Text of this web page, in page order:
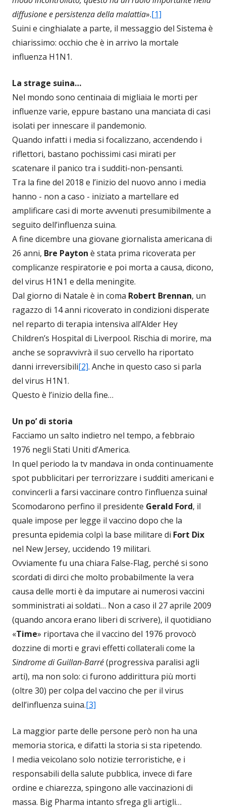
diffusione e persistenza della malattia».[1]
Suini e cinghialate a parte, il messaggio del Sistema è
chiarissimo: occhio che è in arrivo la mortale
influenza H1N1.
La strage suina…
Nel mondo sono centinaia di migliaia le morti per
influenze varie, eppure bastano una manciata di casi
isolati per innescare il pandemonio.
Quando infatti i media si focalizzano, accendendo i
riflettori, bastano pochissimi casi mirati per
scatenare il panico tra i sudditi-non-pensanti.
Tra la fine del 2018 e l’inizio del nuovo anno i media
hanno - non a caso - iniziato a martellare ed
amplificare casi di morte avvenuti presumibilmente a
seguito dell’influenza suina.
A fine dicembre una giovane giornalista americana di
26 anni, Bre Payton è stata prima ricoverata per
complicanze respiratorie e poi morta a causa, dicono,
del virus H1N1 e della meningite.
Dal giorno di Natale è in coma Robert Brennan, un
ragazzo di 14 anni ricoverato in condizioni disperate
nel reparto di terapia intensiva all’Alder Hey
Children’s Hospital di Liverpool. Rischia di morire, ma
anche se sopravvivrà il suo cervello ha riportato
danni irreversibili[2]. Anche in questo caso si parla
del virus H1N1.
Questo è l’inizio della fine…
Un po’ di storia
Facciamo un salto indietro nel tempo, a febbraio
1976 negli Stati Uniti d’America.
In quel periodo la tv mandava in onda continuamente
spot pubblicitari per terrorizzare i sudditi americani e
convincerli a farsi vaccinare contro l’influenza suina!
Scomodarono perfino il presidente Gerald Ford, il
quale impose per legge il vaccino dopo che la
presunta epidemia colpì la base militare di Fort Dix
nel New Jersey, uccidendo 19 militari.
Ovviamente fu una chiara False-Flag, perché si sono
scordati di dirci che molto probabilmente la vera
causa delle morti è da imputare ai numerosi vaccini
somministrati ai soldati… Non a caso il 27 aprile 2009
(quando ancora erano liberi di scrivere), il quotidiano
«Time» riportava che il vaccino del 1976 provocò
dozzine di morti e gravi effetti collaterali come la
Sindrome di Guillan-Barré(progressiva paralisi agli
arti), ma non solo: ci furono addirittura più morti
(oltre 30) per colpa del vaccino che per il virus
dell’influenza suina.[3]
La maggior parte delle persone però non ha una
memoria storica, e difatti la storia si sta ripetendo.
I media veicolano solo notizie terroristiche, e i
responsabili della salute pubblica, invece di fare
ordine e chiarezza, spingono alle vaccinazioni di
massa. Big Pharma intanto sfrega gli artigli…